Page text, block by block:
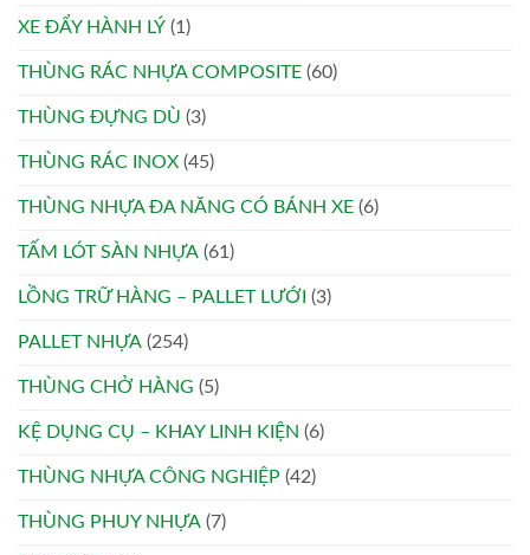
XE ĐẨY HÀNH LÝ (1)
THÙNG RÁC NHỰA COMPOSITE (60)
THÙNG ĐỰNG DÙ (3)
THÙNG RÁC INOX (45)
THÙNG NHỰA ĐA NĂNG CÓ BÁNH XE (6)
TẤM LÓT SÀN NHỰA (61)
LỒNG TRỮ HÀNG – PALLET LƯỚI (3)
PALLET NHỰA (254)
THÙNG CHỞ HÀNG (5)
KỆ DỤNG CỤ – KHAY LINH KIỆN (6)
THÙNG NHỰA CÔNG NGHIỆP (42)
THÙNG PHUY NHỰA (7)